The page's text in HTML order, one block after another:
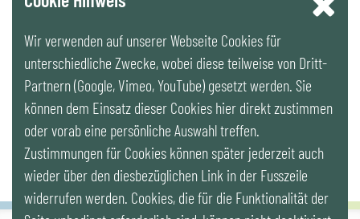
LinkedIn
Newsletter
Wir verwenden auf unserer Webseite Cookies für
unterschiedliche Zwecke, wobei diese teilweise von Dritt-
Partnern (Google, Vimeo, YouTube) gesetzt werden. Sie
können dem Einsatz dieser Cookies hier direkt zustimmen
oder vorab eine persönliche Auswahl treffen.
Zustimmungen für Cookies können später jederzeit auch
wieder über den diesbezüglichen Link in der Fusszeile
widerrufen werden. Cookies, die für die Funktionalität der